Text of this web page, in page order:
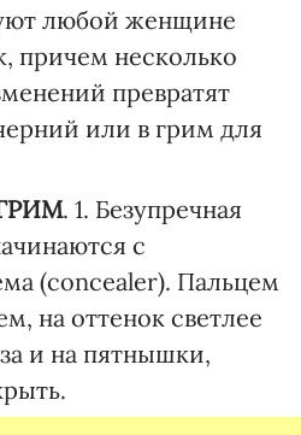
любой женщине
причем несколько
превратят
или в грим для
. 1. Безупречная
с
(concealer). Пальцем
на оттенок светлее
и на пятнышки,